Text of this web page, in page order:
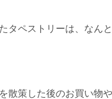
タペストリーは、なん
散策した後のお買い物